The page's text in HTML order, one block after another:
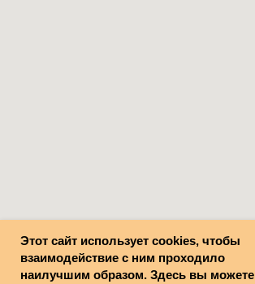
Этот сайт использует cookies, чтобы
взаимодействие с ним проходило
наилучшим образом. Здесь вы можете